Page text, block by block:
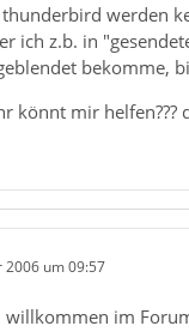
werden
ich z.b. in
bekomme,
könnt mir helfen???
2006 um 09:57
willkommen im